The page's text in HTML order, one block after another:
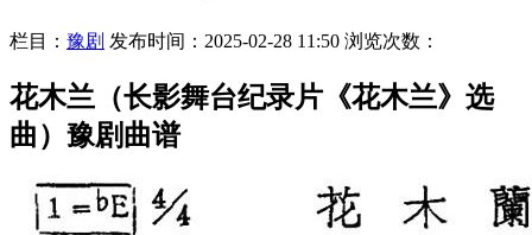
栏目： 豫剧 发布时间：2025-02-28 11:50 浏览次数：
花木兰（长影舞台纪录片《花木兰》选
曲）豫剧曲谱